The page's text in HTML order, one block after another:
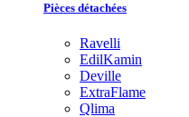
Pièces détachées
Ravelli
EdilKamin
Deville
ExtraFlame
Qlima